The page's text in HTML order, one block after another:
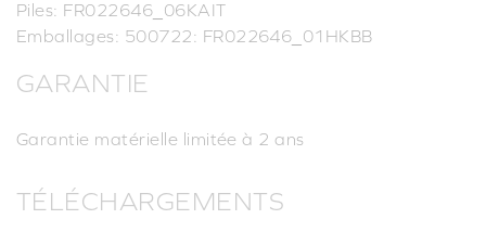
Piles: FR022646_06KAIT
Emballages: 500722: FR022646_01HKBB
GARANTIE
Garantie matérielle limitée à 2 ans
TÉLÉCHARGEMENTS